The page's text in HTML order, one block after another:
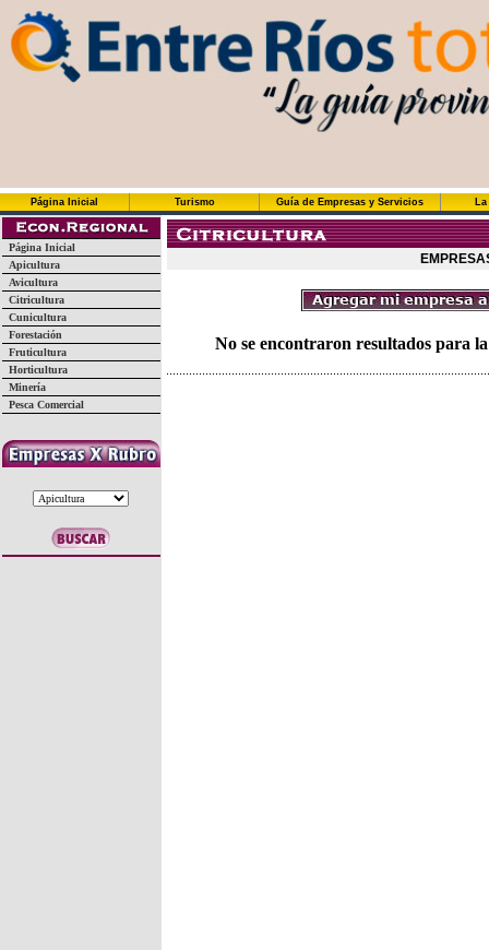
Página Inicial Turismo Guía de Empresas y Servicios
Página Inicial
Apicultura
Avicultura
Citricultura
Cunicultura
Forestación
Fruticultura
Horticultura
Minería
Pesca Comercial
No se encontraron resultados para